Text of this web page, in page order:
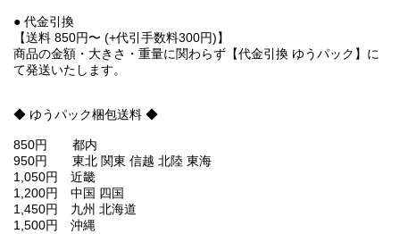
● 代金引換
【送料 850円〜 (+代引手数料300円)】
商品の金額・大きさ・重量に関わらず【代金引換 ゆうパック】に
て発送いたします。
◆ ゆうパック梱包送料 ◆
850円 都内
950円 東北 関東 信越 北陸 東海
1,050円 近畿
1,200円 中国 四国
1,450円 九州 北海道
1,500円 沖縄